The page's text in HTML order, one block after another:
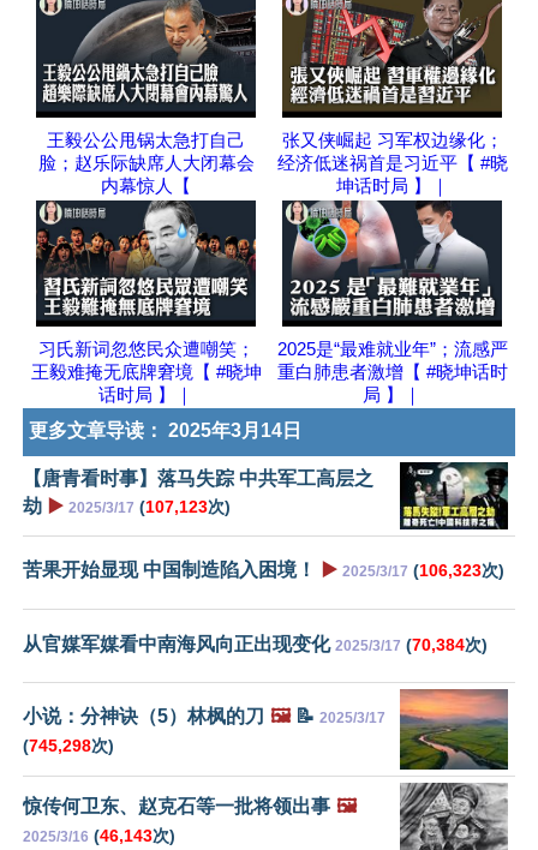
王毅公公甩锅太急打自己
脸；赵乐际缺席人大闭幕会
内幕惊人【
张又侠崛起 习军权边缘化；
经济低迷祸首是习近平【 #晓
坤话时局 】｜
习氏新词忽悠民众遭嘲笑；
王毅难掩无底牌窘境【 #晓坤
话时局 】｜
2025是“最难就业年”；流感严
重白肺患者激增【 #晓坤话时
局 】｜
更多文章导读： 2025年3月14日
【唐青看时事】落马失踪 中共军工高层之
劫 ▶️ 2025/3/17 (107,123次)
苦果开始显现 中国制造陷入困境！ ▶️ 2025/3/17 (106,323次)
从官媒军媒看中南海风向正出现变化 2025/3/17 (70,384次)
小说：分神诀（5）林枫的刀 🖼️📝 2025/3/17
(745,298次)
惊传何卫东、赵克石等一批将领出事 🖼️
2025/3/16 (46,143次)